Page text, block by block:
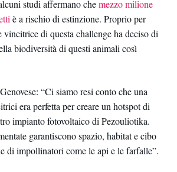
studi affermano chemezzo milione
è a rischio di estinzione. Proprio per
vincitrice di questa challenge ha deciso di
biodiversità di questi animali così
“Ci siamo resi conto che una
era perfetta per creare un hotspot di
impianto fotovoltaico di Pezouliotika.
garantiscono spazio, habitat e cibo
di impollinatori come le api e le farfalle”.